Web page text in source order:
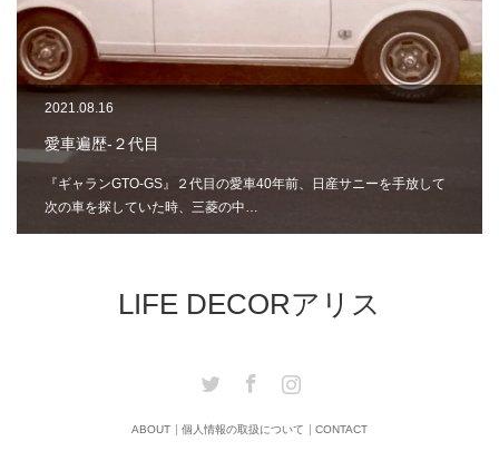
2021.08.16
愛車遍歴-２代目
『ギャランGTO-GS』２代目の愛車40年前、日産サニーを手放して
次の車を探していた時、三菱の中…
LIFE DECORアリス
Twitter Facebook
ABOUT 個人情報の取扱について CONTACT